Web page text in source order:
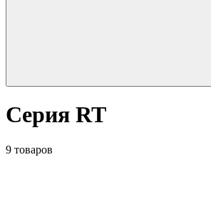
Серия RT
9 товаров